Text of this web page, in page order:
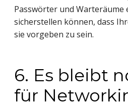
Passwörter und Warteräume
sicherstellen können, dass
sie vorgeben zu sein.
6. Es bleibt
für